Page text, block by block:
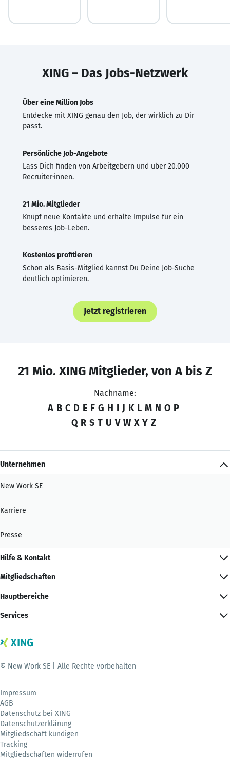
XING – Das Jobs-Netzwerk
Über eine Million Jobs
Entdecke mit XING genau den Job, der wirklich zu Dir
passt.
Persönliche Job-Angebote
Lass Dich finden von Arbeitgebern und über 20.000
Recruiter·innen.
21 Mio. Mitglieder
Knüpf neue Kontakte und erhalte Impulse für ein
besseres Job-Leben.
Kostenlos profitieren
Schon als Basis-Mitglied kannst Du Deine Job-Suche
deutlich optimieren.
Jetzt registrieren
21 Mio. XING Mitglieder, von A bis Z
Nachname:
A B C D E F G H I J K L M N O P
Q R S T U V W X Y Z
Unternehmen
New Work SE
Karriere
Presse
Hilfe & Kontakt
Mitgliedschaften
Hauptbereiche
Services
© New Work SE | Alle Rechte vorbehalten
Impressum
AGB
Datenschutz bei XING
Datenschutzerklärung
Mitgliedschaft kündigen
Tracking
Mitgliedschaften widerrufen